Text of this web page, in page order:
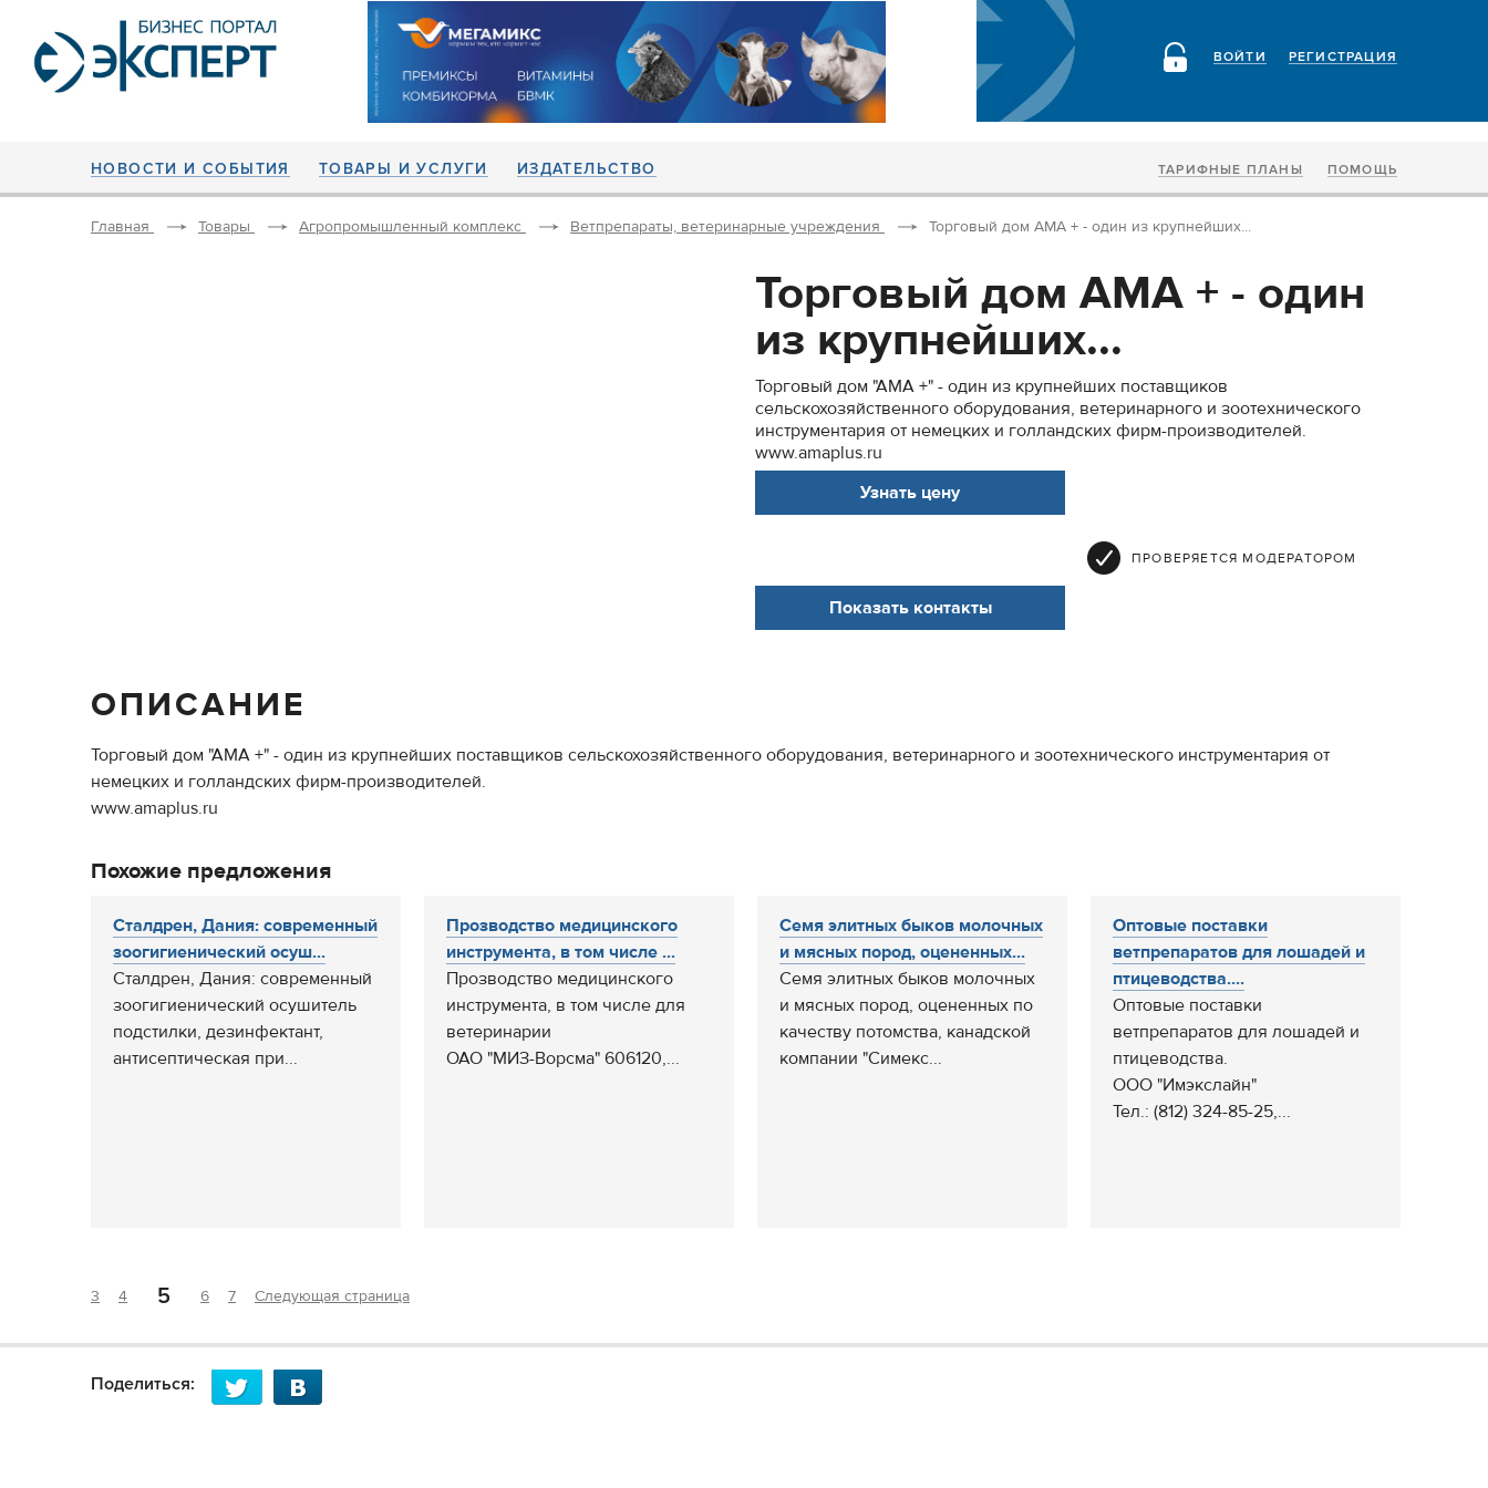
РЕГИСТРАЦИЯ
ВОЙТИ
НОВОСТИ И СОБЫТИЯ ТОВАРЫ И УСЛУГИ ИЗДАТЕЛЬСТВО ТАРИФНЫЕ ПЛАНЫ ПОМОЩЬ
Главная Товары Агропромышленный комплекс Ветпрепараты, ветеринарные учреждения Торговый дом АМА + - один из крупнейших...
Торговый дом АМА + - один
из крупнейших...
Торговый дом "АМА +" - один из крупнейших поставщиков
сельскохозяйственного оборудования, ветеринарного и зоотехнического
инструментария от немецких и голландских фирм-производителей.
www.amaplus.ru
Узнать цену
ПРОВЕРЯЕТСЯ МОДЕРАТОРОМ
Показать контакты
ОПИСАНИЕ
Торговый дом "АМА +" - один из крупнейших поставщиков сельскохозяйственного оборудования, ветеринарного и зоотехнического инструментария от
немецких и голландских фирм-производителей.
www.amaplus.ru
Похожие предложения
Сталдрен, Дания: современный
зоогигиенический осуш...
Сталдрен, Дания: современный
зоогигиенический осушитель
подстилки, дезинфектант,
антисептическая при...
Прозводство медицинского
инструмента, в том числе ...
Прозводство медицинского
инструмента, в том числе для
ветеринарии
ОАО "МИЗ-Ворсма" 606120,...
Семя элитных быков молочных
и мясных пород, оцененных...
Семя элитных быков молочных
и мясных пород, оцененных по
качеству потомства, канадской
компании "Симекс...
Оптовые поставки
ветпрепаратов для лошадей и
птицеводства....
Оптовые поставки
ветпрепаратов для лошадей и
птицеводства.
ООО "Имэкслайн"
Тел.: (812) 324-85-25,...
3 4 5 6 7 Следующая страница
Поделиться: